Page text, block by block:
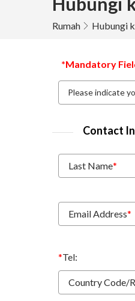
Rumah Hubungi
*Mandatory
Contact
Last Name*
Email Address*
*Tel:
Country Code/